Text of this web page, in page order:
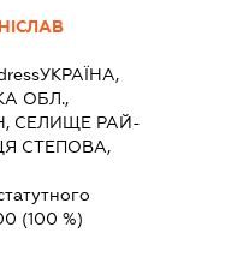
УКРАЇНА,
ОБЛ.,
СЕЛИЩЕ РАЙ-
СТЕПОВА,
(100 %)